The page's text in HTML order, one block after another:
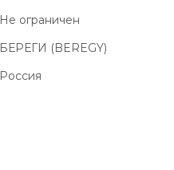
Не ограничен
БЕРЕГИ (BEREGY)
Россия